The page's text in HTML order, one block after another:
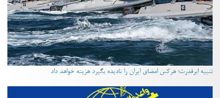
تنبیه ابرقدرت؛ هرکس امضای ایران را نادیده بگیرد هزینه خواهد داد